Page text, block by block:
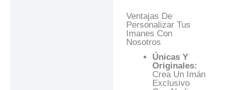
Ventajas De
Personalizar Tus
Imanes Con
Nosotros
Únicas Y
Originales:
Crea Un Imán
Exclusivo